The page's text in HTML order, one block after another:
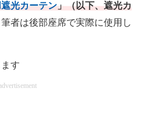
光カーテン」（以下、遮光カ
者は後部座席で実際に使用し
す